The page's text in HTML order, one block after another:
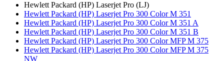
Hewlett Packard (HP) Laserjet Pro (LJ)
Hewlett Packard (HP) Laserjet Pro 300 Color M 351
Hewlett Packard (HP) Laserjet Pro 300 Color M 351 A
Hewlett Packard (HP) Laserjet Pro 300 Color M 351 B
Hewlett Packard (HP) Laserjet Pro 300 Color MFP M 375
Hewlett Packard (HP) Laserjet Pro 300 Color MFP M 375
NW